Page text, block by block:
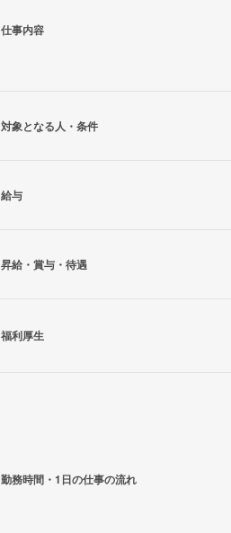
仕事内容
対象となる人・条件
給与
昇給・賞与・待遇
福利厚生
勤務時間・1日の仕事の流れ